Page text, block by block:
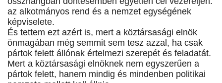
az alkotmányos rend és a nemzet egységének
képviselete.
És tettem ezt azért is, mert a köztársasági elnök
önmagában még semmit sem tesz azzal, ha csak
pártok felett állónak értelmezi szerepét és feladatát.
Mert a köztársasági elnöknek nem egyszerűen a
pártok felett, hanem mindig és mindenben politikai